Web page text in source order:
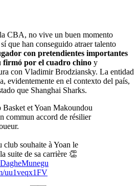
CBA, no vive un buen momento
que han conseguido atraer talento
con pretendientes importantes
firmó por el cuadro chino y
con Vladimir Brodziansky. La entidad
evidentemente en el contexto del país,
que Shanghai Sharks.
et Yoan Makoundou
commun accord de résilier
club souhaite à Yoan le
suite de sa carrière 👏
uu1veqx1FV